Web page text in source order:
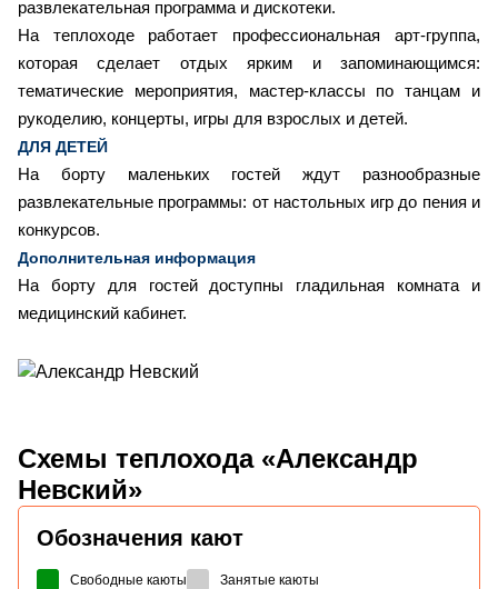
развлекательная программа и дискотеки.
На теплоходе работает профессиональная арт-группа,
которая сделает отдых ярким и запоминающимся:
тематические мероприятия, мастер-классы по танцам и
рукоделию, концерты, игры для взрослых и детей.
ДЛЯ ДЕТЕЙ
На борту маленьких гостей ждут разнообразные
развлекательные программы: от настольных игр до пения и
конкурсов.
Дополнительная информация
На борту для гостей доступны гладильная комната и
медицинский кабинет.
Схемы теплохода «Александр
Невский»
Обозначения кают
Свободные каюты Занятые каюты